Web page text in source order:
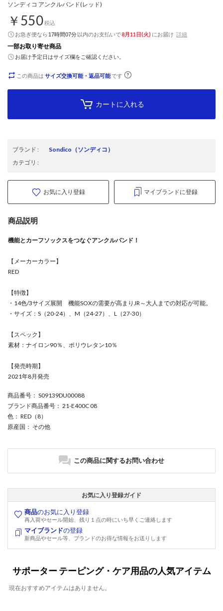
ソンディコ アンクルバンド(レッド)
￥550税込
お急ぎ便なら 17時間07分以内のお支払いで8月11日(火) にお届け 詳細
一部お取り寄せ商品
お届け予定日はサイズ欄をご確認ください。
この商品は サイズ交換可能・返品可能です
カートに入れる
ブランド : Sondico （ソンディコ）
カテゴリ :
お気に入り登録 マイブランドに登録
商品説明
機能とカーフソックスをつなぐアンクルバンド！
【メーカーカラー】
RED
【特徴】
・14色/3サイズ展開 機能SOXの需要が高まりJR～大人までの対応が可能。
・サイズ：S（20-24）、M（24-27）、L（27-30）
【スペック】
素材：ナイロン90％、ポリウレタン10％
【発売時期】
2021年8月発売
商品番号 ： S09139DU00088
ブランド商品番号 ： 21-E400C 08
色 ： RED（8）
原産国 ： その他
この商品に関するお問い合わせ
お気に入り登録ガイド
商品のお気に入り登録
再入荷やセール開始、残り１点の時にいち早くご連絡します
マイブランドの登録
新商品やセール等、ブランドのお得な情報をお送りします
サポーター テーピング・ケア用品の人気アイテム
現在おすすめアイテムはありません。